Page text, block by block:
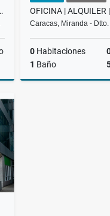
/PROMENADE/ T-1 / SL
Caracas, Miranda -
0 Habitaciones
1 Baño